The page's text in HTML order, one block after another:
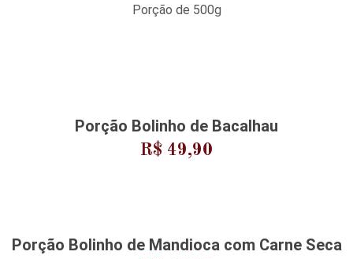
Porção de 500g
Porção Bolinho de Bacalhau
R$ 49,90
Porção Bolinho de Mandioca com Carne Seca